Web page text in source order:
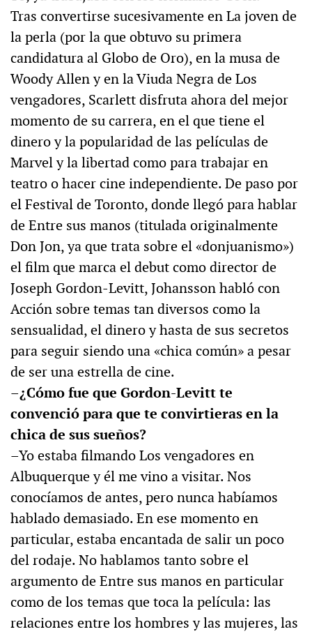
Tras convertirse sucesivamente en La joven de
la perla (por la que obtuvo su primera
candidatura al Globo de Oro), en la musa de
Woody Allen y en la Viuda Negra de Los
vengadores, Scarlett disfruta ahora del mejor
momento de su carrera, en el que tiene el
dinero y la popularidad de las películas de
Marvel y la libertad como para trabajar en
teatro o hacer cine independiente. De paso por
el Festival de Toronto, donde llegó para hablar
de Entre sus manos (titulada originalmente
Don Jon, ya que trata sobre el «donjuanismo»)
el film que marca el debut como director de
Joseph Gordon-Levitt, Johansson habló con
Acción sobre temas tan diversos como la
sensualidad, el dinero y hasta de sus secretos
para seguir siendo una «chica común» a pesar
de ser una estrella de cine.
–¿Cómo fue que Gordon-Levitt te
convenció para que te convirtieras en la
chica de sus sueños?
–Yo estaba filmando Los vengadores en
Albuquerque y él me vino a visitar. Nos
conocíamos de antes, pero nunca habíamos
hablado demasiado. En ese momento en
particular, estaba encantada de salir un poco
del rodaje. No hablamos tanto sobre el
argumento de Entre sus manos en particular
como de los temas que toca la película: las
relaciones entre los hombres y las mujeres, las